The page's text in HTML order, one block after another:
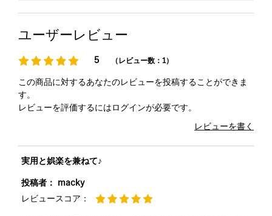
ユーザーレビュー
5 （レビュー数：1）
この商品に対するあなたのレビューを投稿することができま
す。
レビューを評価するには ログインが必要です。
レビューを書く
実用と娯楽を兼ねて♪
投稿者：
macky
レビュースコア：